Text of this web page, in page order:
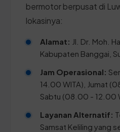
bermotor berpusat di
lokasinya:
Alamat: Jl. Dr. Moh.
Kabupaten Banggai,
Jam Operasional:
14.00 WITA), Jumat
Sabtu (08.00 - 12.00
Layanan Alternatif:
Samsat Keliling yang